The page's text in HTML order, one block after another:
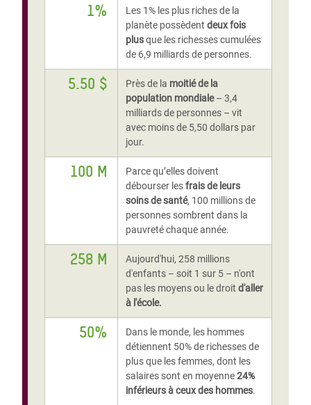
1%
Les 1% les plus riches de la
planète possèdent deux fois
plusque les richesses cumulées
de 6,9 milliards de personnes.
5.50 $ Près de la moitié de la
population mondiale– 3,4
milliards de personnes – vit
avec moins de 5,50 dollars par
jour.
100 M
Parce qu’elles doivent
débourser lesfrais de leurs
soins de santé, 100 millions de
personnes sombrent dans la
pauvreté chaque année.
258 M
Aujourd'hui, 258 millions
d'enfants – soit 1 sur 5 – n'ont
pas les moyens ou le droit d'aller
à l'école.
50%
Dans le monde, les hommes
détiennent 50% de richesses de
plus que les femmes, dont les
salaires sont en moyenne24%
inférieurs à ceux des hommes.